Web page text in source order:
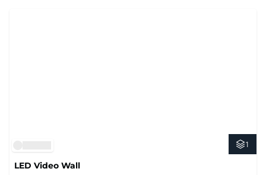
1
LED Video Wall